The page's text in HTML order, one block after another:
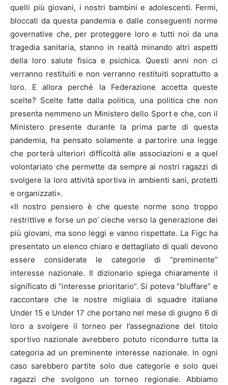
quelli più giovani, i nostri bambini e adolescenti. Fermi,
bloccati da questa pandemia e dalle conseguenti norme
governative che, per proteggere loro e tutti noi da una
tragedia sanitaria, stanno in realtà minando altri aspetti
della loro salute fisica e psichica. Questi anni non ci
verranno restituiti e non verranno restituiti soprattutto a
loro. E allora perché la Federazione accetta queste
scelte? Scelte fatte dalla politica, una politica che non
presenta nemmeno un Ministero dello Sport e che, con il
Ministero presente durante la prima parte di questa
pandemia, ha pensato solamente a partorire una legge
che porterà ulteriori difficoltà alle associazioni e a quel
volontariato che permette da sempre ai nostri ragazzi di
svolgere la loro attività sportiva in ambienti sani, protetti
e organizzati».
«Il nostro pensiero è che queste norme sono troppo
restrittive e forse un po’ cieche verso la generazione dei
più giovani, ma sono leggi e vanno rispettate. La Figc ha
presentato un elenco chiaro e dettagliato di quali devono
essere considerate le categorie di “preminente”
interesse nazionale. Il dizionario spiega chiaramente il
significato di “interesse prioritario”. Si poteva “bluffare” e
raccontare che le nostre migliaia di squadre italiane
Under 15 e Under 17 che portano nel mese di giugno 6 di
loro a svolgere il torneo per l’assegnazione del titolo
sportivo nazionale avrebbero potuto ricondurre tutta la
categoria ad un preminente interesse nazionale. In ogni
caso sarebbero partite solo due categorie e solo quei
ragazzi che svolgono un torneo regionale. Abbiamo